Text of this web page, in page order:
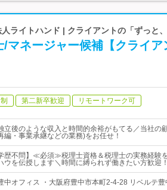
ライトハンド | クライアントの「ずっと
/マネージャー候補【クライ
第二新卒歓迎 リモートワーク可
立後のような収入と時間的余裕がもてる／当社の
編・事業承継などの業務)をお任せ！
学歴不問】≪必須≫税理士資格＆税理士の実務経験
ウを伝授します＼時間に縛られず働きたい方歓迎
オフィス ・大阪府豊中市本町2-4-28 リベルテ